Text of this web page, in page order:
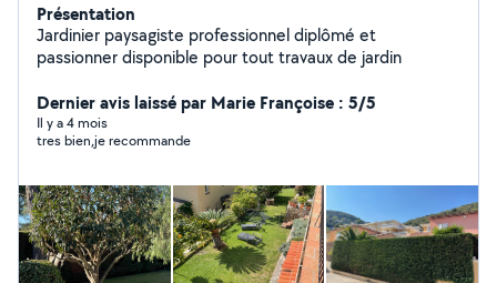
Présentation
Jardinier paysagiste professionnel diplômé et
passionner disponible pour tout travaux de jardin
Dernier avis laissé par Marie Françoise : 5/5
Il y a 4 mois
tres bien,je recommande